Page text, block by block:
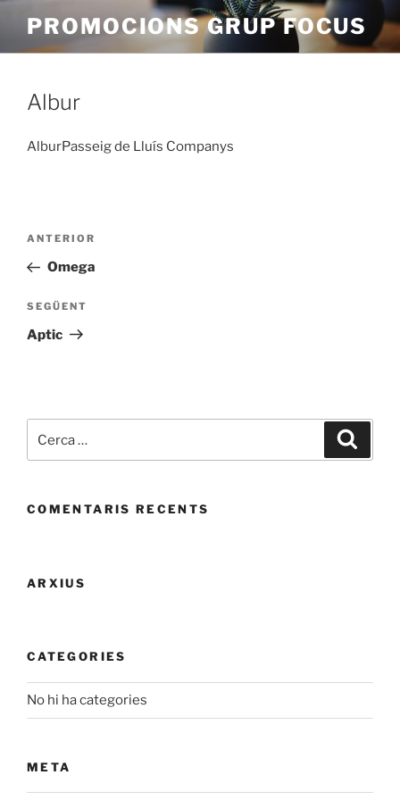
contingut
PROMOCIONS GRUP FOCUS
Albur
AlburPasseig de Lluís Companys
Navegació
Entrada
anterior
ANTERIOR
Omega
Entrada
següent
SEGÜENT
Aptic
COMENTARIS RECENTS
ARXIUS
CATEGORIES
No hi ha categories
META